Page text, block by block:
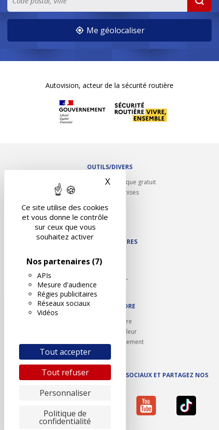
Ce site utilise des cookies
et vous donne le contrôle
sur ceux que vous
souhaitez activer
Nos partenaires (7)
APIs
Mesure d'audience
Régies publicitaires
Réseaux sociaux
Vidéos
Tout accepter
Tout refuser
Personnaliser
Politique de
confidentialité
X Masquer le bandeau des
Me géolocaliser
Autovision, acteur de la sécurité routière
OUTILS/DIVERS
Rappel contrôle technique gratuit
Partenariats/Remises
Contact
NOS PARTENAIRES
Autodidact
Karoil
Autovision PL
Motovision
NOUS REJOINDRE
Ouvrir un centre
Devenez contrôleur
Carrières et recrutement
SUIVEZ AUTOVISION SUR LES RÉSEAUX SOCIAUX ET PARTAGEZ NOS